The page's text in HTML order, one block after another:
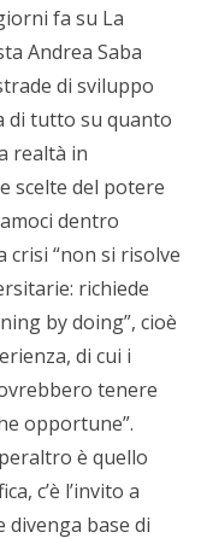
fa su La
Andrea Saba
di sviluppo
di tutto su quanto
realtà in
scelte del potere
dentro
crisi “non si risolve
richiede
by doing”, cioè
di cui i
tenere
opportune”.
è quello
c’è l’invito a
divenga base di